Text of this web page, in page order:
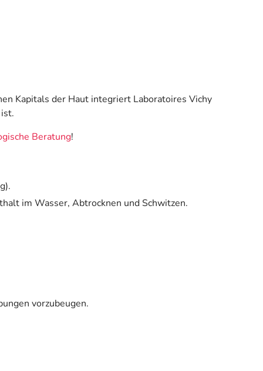
Kapitals der Haut integriert Laboratoires Vichy
Beratung!
im Wasser, Abtrocknen und Schwitzen.
vorzubeugen.